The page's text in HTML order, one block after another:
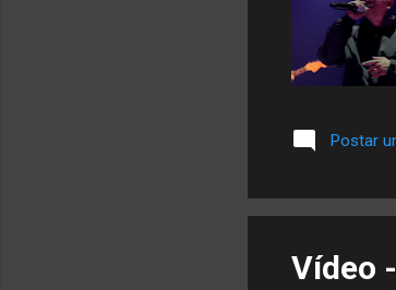
Postar
Vídeo